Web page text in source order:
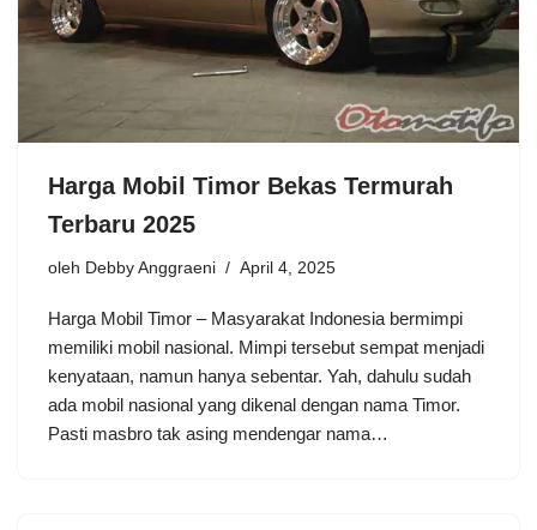
Harga Mobil Timor Bekas Termurah
Terbaru 2025
oleh Debby Anggraeni April 4, 2025
Harga Mobil Timor – Masyarakat Indonesia bermimpi
memiliki mobil nasional. Mimpi tersebut sempat menjadi
kenyataan, namun hanya sebentar. Yah, dahulu sudah
ada mobil nasional yang dikenal dengan nama Timor.
Pasti masbro tak asing mendengar nama…